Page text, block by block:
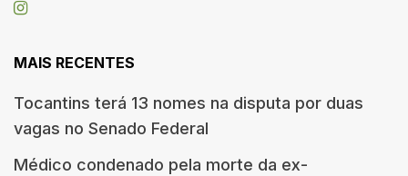
MAIS RECENTES
Tocantins terá 13 nomes na disputa por duas
vagas no Senado Federal
Médico condenado pela morte da ex-